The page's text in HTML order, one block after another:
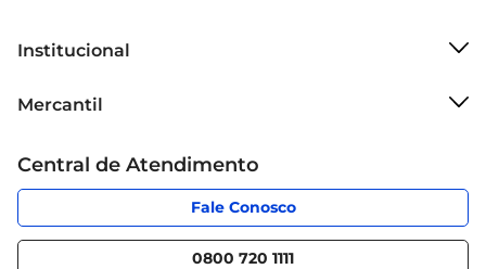
Institucional
Sobre Privacidade
Nossas lojas
Mercantil
Código de Ética
Serviços
Central de Atendimento
Fale Conosco
0800 720 1111